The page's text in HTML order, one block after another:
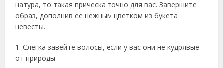
натура, то такая прическа точно для вас. Завершите
образ, дополнив ее нежным цветком из букета
невесты.
1. Слегка завейте волосы, если у вас они не кудрявые
от природы